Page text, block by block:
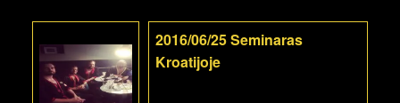
2016/06/25 Seminaras
Kroatijoje